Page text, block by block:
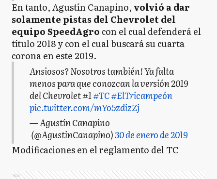
En tanto, Agustín Canapino,volvió a dar
solamente pistas del Chevrolet del
equipo SpeedAgro con el cual defenderá el
título 2018 y con el cual buscará su cuarta
corona en este 2019.
Ansiosos? Nosotros también! Ya falta
menos para que conozcan la versión 2019
del Chevrolet #1#TC#ElTricampeón
pic.twitter.com/mYo5zdizZj
— Agustín Canapino
(@AgustinCanapino)30 de enero de 2019
Modificaciones en el reglamento del TC
Ads